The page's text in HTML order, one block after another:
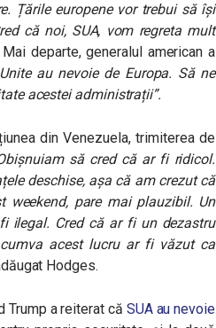
Țările europene vor trebui să își
că noi, SUA, vom regreta mult
departe, generalul american a
au nevoie de Europa. Să ne
acestei administrații”.
din Venezuela, trimiterea de
să cred că ar fi ridicol.
deschise, așa că am crezut că
pare mai plauzibil. Un
ilegal. Cred că ar fi un dezastru
acest lucru ar fi văzut ca
Hodges.
Trump a reiterat că SUA au nevoie